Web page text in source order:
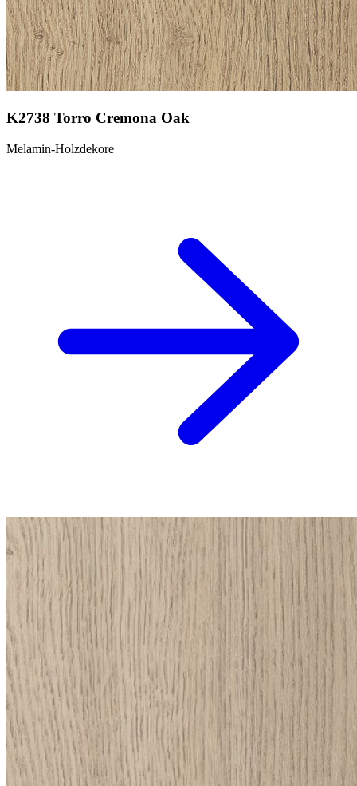
K2738 Torro Cremona Oak
Melamin-Holzdekore